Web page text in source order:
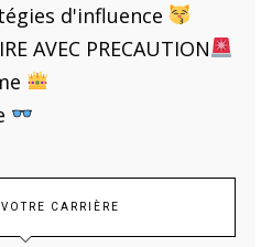
d'influence
AVEC PRECAUTION
CARRIÈRE